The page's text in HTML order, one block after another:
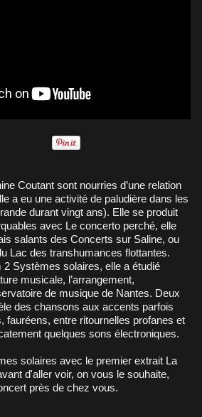
a eu une activité de paludière dans les
durant vingt ans). Elle se produit
avec Le concerto perché, elle
salants des Concerts sur Saline, ou
Lac des transhumances flottantes.
2 Systèmes solaires, elle a étudié
musicale, l’arrangement,
de musique de Nantes. Deux
des chansons aux accents parfois
fauréens, entre ritournelles profanes et
quelques sons électroniques.
solaires avec le premier extrait La
d'aller voir, on vous le souhaite,
près de chez vous.